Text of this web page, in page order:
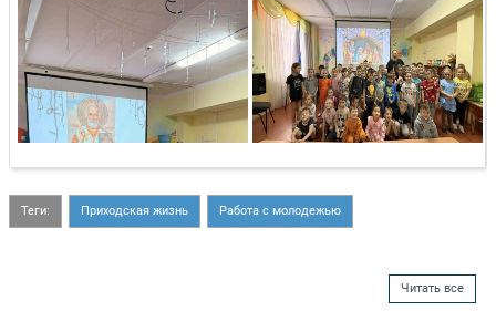
Теги: Приходская жизнь Работа с молодежью
Читать все